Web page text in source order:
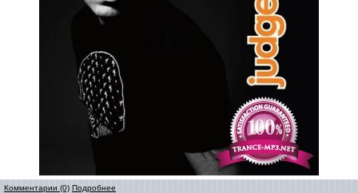
Комментарии (0) Подробнее